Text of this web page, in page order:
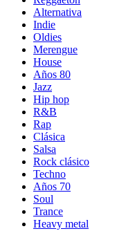
Alternativa
Indie
Oldies
Merengue
House
Años 80
Jazz
Hip hop
R&B
Rap
Clásica
Salsa
Rock clásico
Techno
Años 70
Soul
Trance
Heavy metal